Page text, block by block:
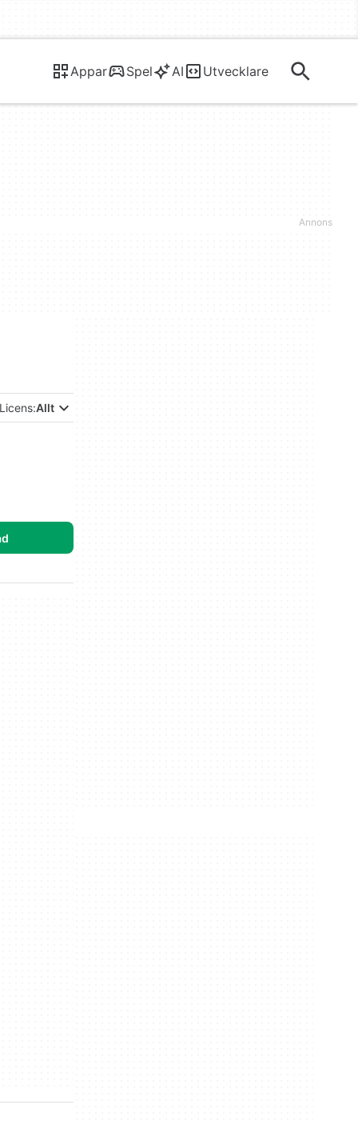
Appar Spel AI Utvecklare
Licens:Allt